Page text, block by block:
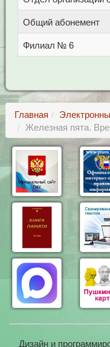
Общий абонемент
Филиал № 6
Главная
Железная пята.
Дизайн и